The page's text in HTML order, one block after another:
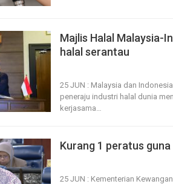
Majlis Halal Malaysia-
halal serantau
25 JUN : Malaysia dan
peneraju industri halal dunia
kerjasama
Kurang 1 peratus
25 JUN : Kementerian